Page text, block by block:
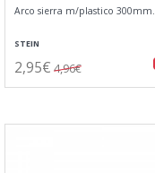
Arco sierra m/plastico 300mm.
STEIN
2,95€ 4,96€